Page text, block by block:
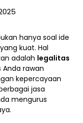
hanya soal ide
kuat. Hal
adalah legalitas
Anda rawan
kepercayaan
jasa
mengurus